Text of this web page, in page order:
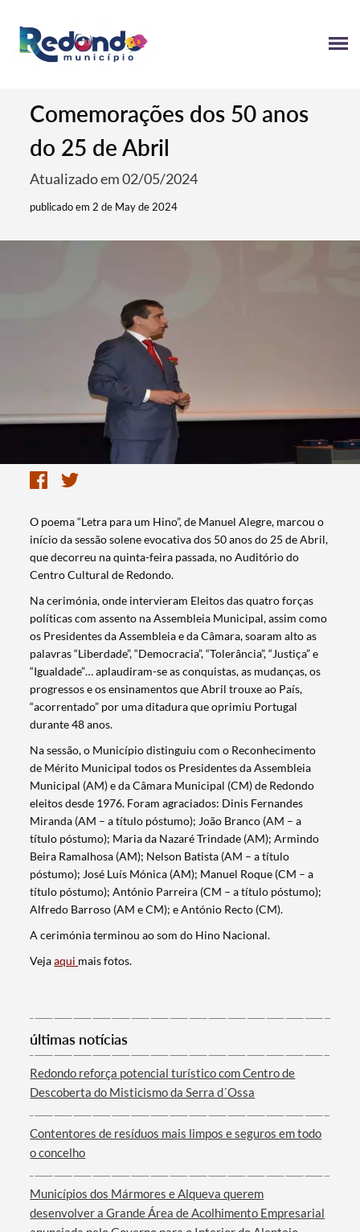
Categorias gerais
Filtros
Comemorações dos 50 anos
do 25 de Abril
Atualizado em 02/05/2024
publicado em 2 de May de 2024
O poema “Letra para um Hino”, de Manuel Alegre, marcou o
início da sessão solene evocativa dos 50 anos do 25 de Abril,
que decorreu na quinta-feira passada, no Auditório do
Centro Cultural de Redondo.
Na cerimónia, onde intervieram Eleitos das quatro forças
políticas com assento na Assembleia Municipal, assim como
os Presidentes da Assembleia e da Câmara, soaram alto as
palavras “Liberdade”, “Democracia”, “Tolerância”, “Justiça” e
“Igualdade”… aplaudiram-se as conquistas, as mudanças, os
progressos e os ensinamentos que Abril trouxe ao País,
“acorrentado” por uma ditadura que oprimiu Portugal
durante 48 anos.
Na sessão, o Município distinguiu com o Reconhecimento
de Mérito Municipal todos os Presidentes da Assembleia
Municipal (AM) e da Câmara Municipal (CM) de Redondo
eleitos desde 1976. Foram agraciados: Dinis Fernandes
Miranda (AM – a título póstumo); João Branco (AM – a
título póstumo); Maria da Nazaré Trindade (AM); Armindo
Beira Ramalhosa (AM); Nelson Batista (AM – a título
póstumo); José Luís Mónica (AM); Manuel Roque (CM – a
título póstumo); António Parreira (CM – a título póstumo);
Alfredo Barroso (AM e CM); e António Recto (CM).
A cerimónia terminou ao som do Hino Nacional.
Vejaaqui mais fotos.
últimas notícias
Redondo reforça potencial turístico com Centro de
Descoberta do Misticismo da Serra d´Ossa
Contentores de resíduos mais limpos e seguros em todo
o concelho
Municípios dos Mármores e Alqueva querem
desenvolver a Grande Área de Acolhimento Empresarial